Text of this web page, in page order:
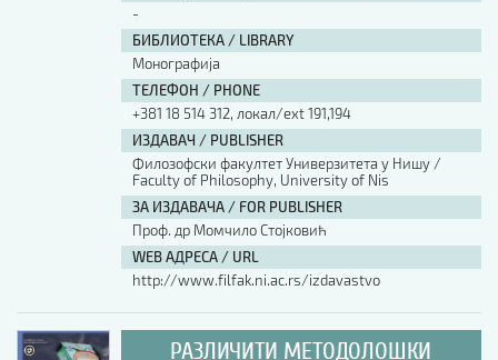
-
БИБЛИОТЕКА / LIBRARY
Монографија
ТЕЛЕФОН / PHONE
+381 18 514 312, локал/ext 191,194
ИЗДАВАЧ / PUBLISHER
Филозофски факултет Универзитета у Нишу /
Faculty of Philosophy, University of Nis
ЗА ИЗДАВАЧА / FOR PUBLISHER
Проф. др Момчило Стојковић
WEB АДРЕСА / URL
http://www.filfak.ni.ac.rs/izdavastvo
РАЗЛИЧИТИ МЕТОДОЛОШКИ